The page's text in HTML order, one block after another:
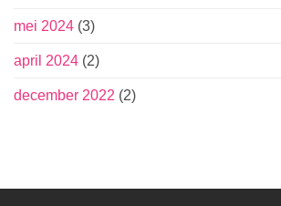
mei 2024 (3)
april 2024 (2)
december 2022 (2)